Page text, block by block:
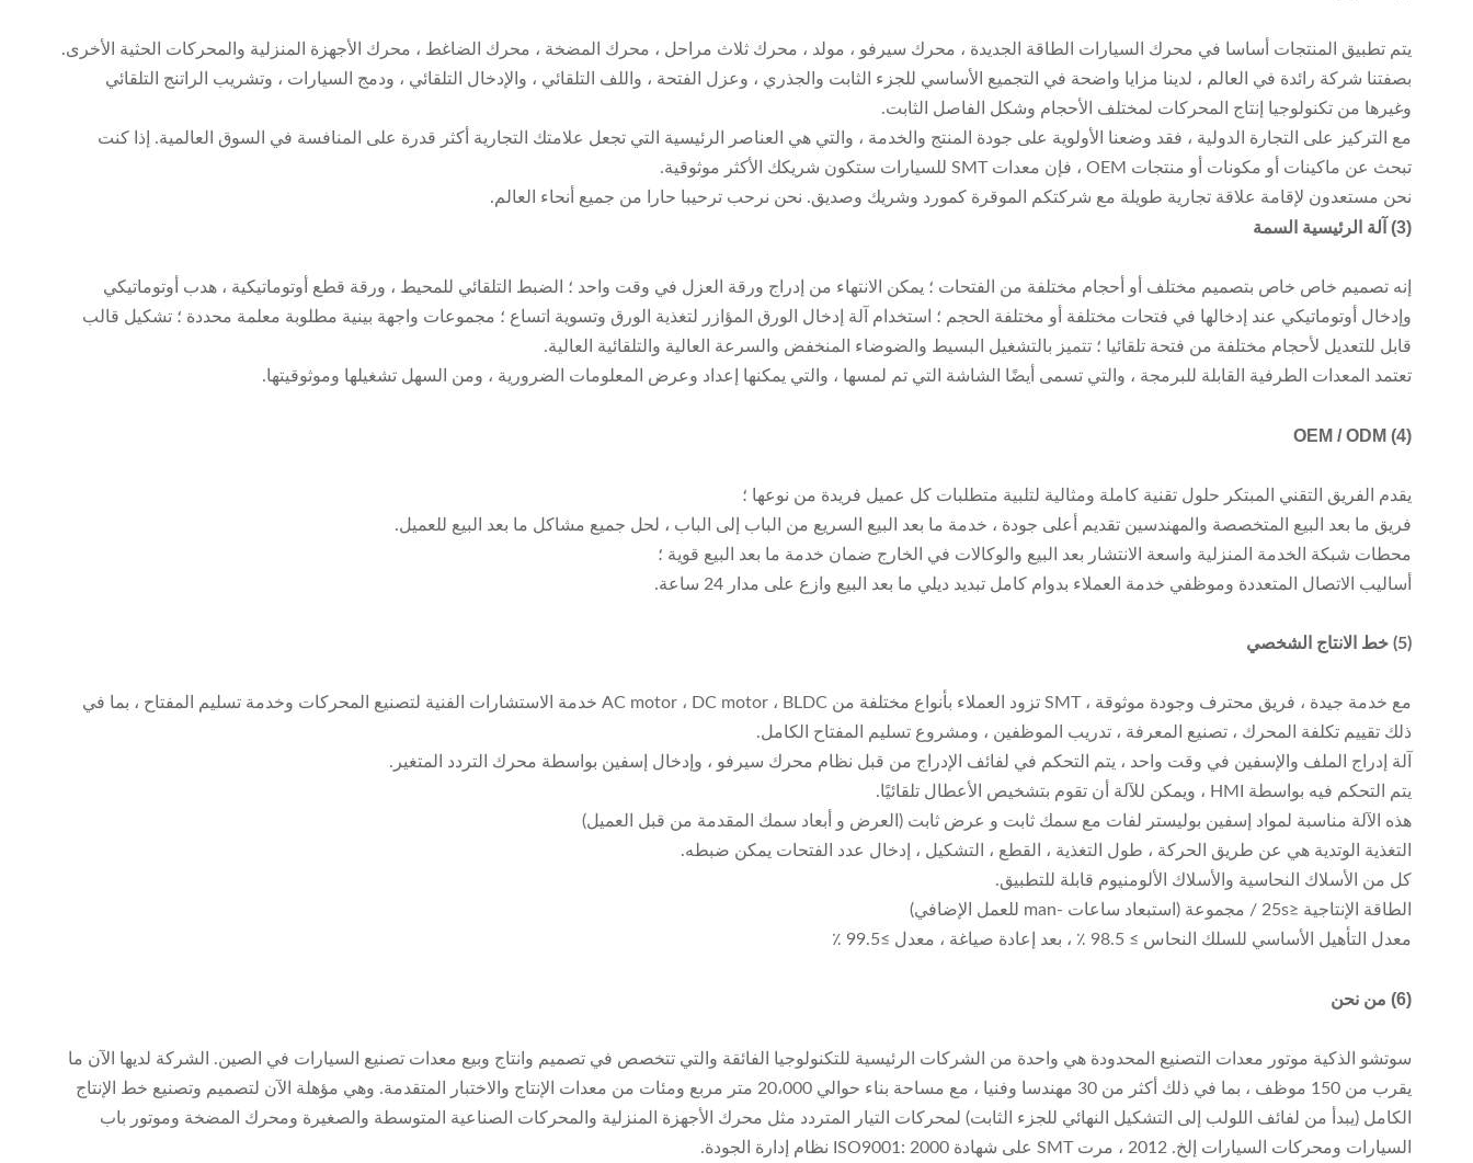
يتم تطبيق المنتجات أساسا في محرك السيارات الطاقة الجديدة ، محرك سيرفو ، مولد ، محرك ثلاث مراحل ، محرك المضخة ، محرك الضاغط ، محرك الأجهزة المنزلية والمحركات الحثية الأخرى.
بصفتنا شركة رائدة في العالم ، لدينا مزايا واضحة في التجميع الأساسي للجزء الثابت والجذري ، وعزل الفتحة ، واللف التلقائي ، والإدخال التلقائي ، ودمج السيارات ، وتشريب الراتنج التلقائي
وغيرها من تكنولوجيا إنتاج المحركات لمختلف الأحجام وشكل الفاصل الثابت.
مع التركيز على التجارة الدولية ، فقد وضعنا الأولوية على جودة المنتج والخدمة ، والتي هي العناصر الرئيسية التي تجعل علامتك التجارية أكثر قدرة على المنافسة في السوق العالمية. إذا كنت
تبحث عن ماكينات أو مكونات أو منتجات OEM ، فإن معدات SMT للسيارات ستكون شريكك الأكثر موثوقية.
نحن مستعدون لإقامة علاقة تجارية طويلة مع شركتكم الموقرة كمورد وشريك وصديق. نحن نرحب ترحيبا حارا من جميع أنحاء العالم.
(3) آلة الرئيسية السمة
إنه تصميم خاص خاص بتصميم مختلف أو أحجام مختلفة من الفتحات ؛ يمكن الانتهاء من إدراج ورقة العزل في وقت واحد ؛ الضبط التلقائي للمحيط ، ورقة قطع أوتوماتيكية ، هدب أوتوماتيكي
وإدخال أوتوماتيكي عند إدخالها في فتحات مختلفة أو مختلفة الحجم ؛ استخدام آلة إدخال الورق المؤازر لتغذية الورق وتسوية اتساع ؛ مجموعات واجهة بينية مطلوبة معلمة محددة ؛ تشكيل قالب
قابل للتعديل لأحجام مختلفة من فتحة تلقائيا ؛ تتميز بالتشغيل البسيط والضوضاء المنخفض والسرعة العالية والتلقائية العالية.
تعتمد المعدات الطرفية القابلة للبرمجة ، والتي تسمى أيضًا الشاشة التي تم لمسها ، والتي يمكنها إعداد وعرض المعلومات الضرورية ، ومن السهل تشغيلها وموثوقيتها.
(4)
OEM / ODM
يقدم الفريق التقني المبتكر حلول تقنية كاملة ومثالية لتلبية متطلبات كل عميل فريدة من نوعها ؛
فريق ما بعد البيع المتخصصة والمهندسين تقديم أعلى جودة ، خدمة ما بعد البيع السريع من الباب إلى الباب ، لحل جميع مشاكل ما بعد البيع للعميل.
محطات شبكة الخدمة المنزلية واسعة الانتشار بعد البيع والوكالات في الخارج ضمان خدمة ما بعد البيع قوية ؛
أساليب الاتصال المتعددة وموظفي خدمة العملاء بدوام كامل تبديد ديلي ما بعد البيع وازع على مدار 24 ساعة.
(5) خط الانتاج الشخصي
مع خدمة جيدة ، فريق محترف وجودة موثوقة ، SMT تزود العملاء بأنواع مختلفة من AC motor ، DC motor ، BLDC خدمة الاستشارات الفنية لتصنيع المحركات وخدمة تسليم المفتاح ، بما في
ذلك تقييم تكلفة المحرك ، تصنيع المعرفة ، تدريب الموظفين ، ومشروع تسليم المفتاح الكامل.
آلة إدراج الملف والإسفين في وقت واحد ، يتم التحكم في لفائف الإدراج من قبل نظام محرك سيرفو ، وإدخال إسفين بواسطة محرك التردد المتغير.
يتم التحكم فيه بواسطة HMI ، ويمكن للآلة أن تقوم بتشخيص الأعطال تلقائيًا.
هذه الآلة مناسبة لمواد إسفين بوليستر لفات مع سمك ثابت و عرض ثابت (العرض و أبعاد سمك المقدمة من قبل العميل)
التغذية الوتدية هي عن طريق الحركة ، طول التغذية ، القطع ، التشكيل ، إدخال عدد الفتحات يمكن ضبطه.
كل من الأسلاك النحاسية والأسلاك الألومنيوم قابلة للتطبيق.
الطاقة الإنتاجية ≤25s / مجموعة (استبعاد ساعات -man للعمل الإضافي)
معدل التأهيل الأساسي للسلك النحاس ≥ 98.5 ٪ ، بعد إعادة صياغة ، معدل ≥99.5 ٪
(6) من نحن
سوتشو الذكية موتور معدات التصنيع المحدودة هي واحدة من الشركات الرئيسية للتكنولوجيا الفائقة والتي تتخصص في تصميم وانتاج وبيع معدات تصنيع السيارات في الصين. الشركة لديها الآن ما
يقرب من 150 موظف ، بما في ذلك أكثر من 30 مهندسا وفنيا ، مع مساحة بناء حوالي 20،000 متر مربع ومئات من معدات الإنتاج والاختبار المتقدمة. وهي مؤهلة الآن لتصميم وتصنيع خط الإنتاج
الكامل (يبدأ من لفائف اللولب إلى التشكيل النهائي للجزء الثابت) لمحركات التيار المتردد مثل محرك الأجهزة المنزلية والمحركات الصناعية المتوسطة والصغيرة ومحرك المضخة وموتور باب
السيارات ومحركات السيارات إلخ. 2012 ، مرت SMT على شهادة ISO9001: 2000 نظام إدارة الجودة.